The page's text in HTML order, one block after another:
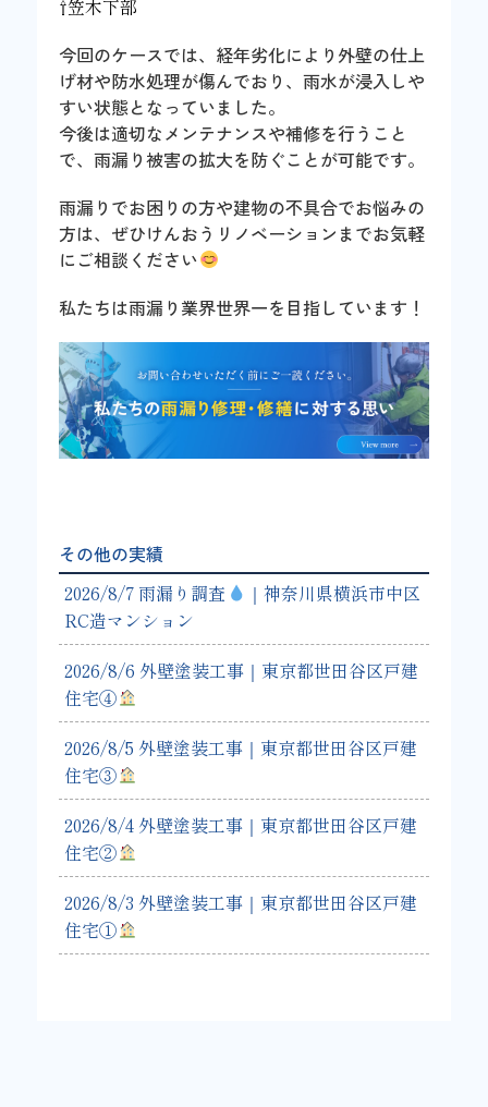
⇧笠木下部
今回のケースでは、経年劣化により外壁の仕上
げ材や防水処理が傷んでおり、雨水が浸入しや
すい状態となっていました。
今後は適切なメンテナンスや補修を行うこと
で、雨漏り被害の拡大を防ぐことが可能です。
雨漏りでお困りの方や建物の不具合でお悩みの
方は、ぜひけんおうリノベーションまでお気軽
にご相談ください
私たちは雨漏り業界世界一を目指しています！
その他の実績
2026/8/7 雨漏り調査
｜神奈川県横浜市中区
RC造マンション
2026/8/6 外壁塗装工事｜東京都世田谷区戸建
住宅④
2026/8/5 外壁塗装工事｜東京都世田谷区戸建
住宅③
2026/8/4 外壁塗装工事｜東京都世田谷区戸建
住宅②
2026/8/3 外壁塗装工事｜東京都世田谷区戸建
住宅①